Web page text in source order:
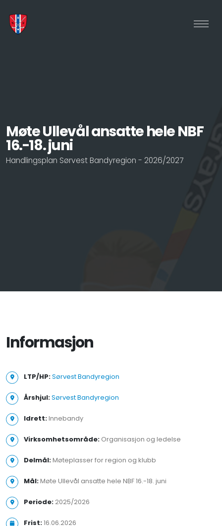
Møte Ullevål ansatte hele NBF
16.-18. juni
Handlingsplan Sørvest Bandyregion - 2026/2027
Informasjon
LTP/HP:Sørvest Bandyregion
Årshjul:Sørvest Bandyregion
Idrett:Innebandy
Virksomhetsområde: Organisasjon og ledelse
Delmål:Møteplasser for region og klubb
Mål:Møte Ullevål ansatte hele NBF 16.-18. juni
Periode:2025/2026
Frist:16.06.2026